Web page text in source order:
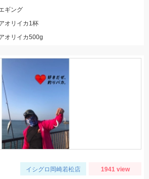
ギング
オリイカ1杯
オリイカ500g
イシグロ岡崎若松店 1941 view